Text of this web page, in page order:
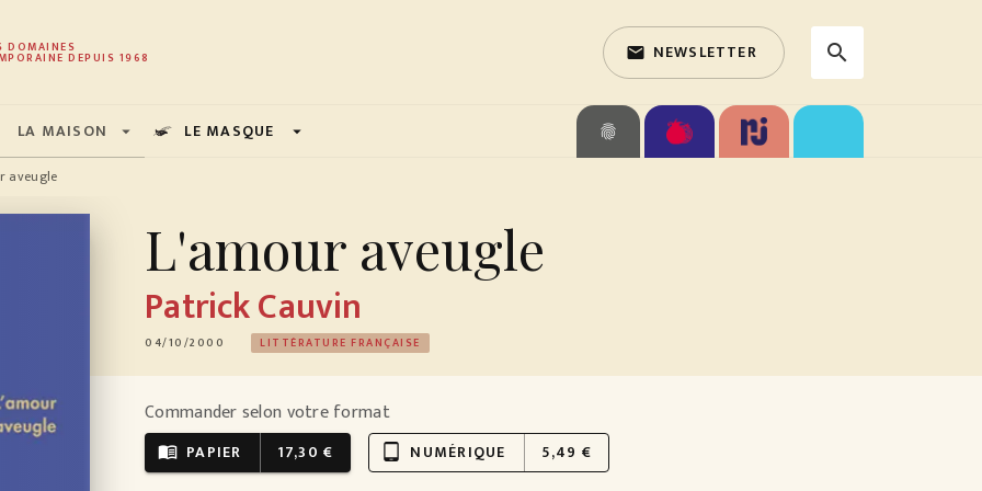
PIED DE PAGE
DOMAINES
DEPUIS 1968 email NEWSLETTER search
LA MAISON arrow_drop_down LE MASQUE arrow_drop_down fingerprint
search
aveugle
L'amour aveugle
Patrick Cauvin
04/10/2000 LITTÉRATURE FRANÇAISE
Commander selon votre format
menu_book PAPIER 17,30 € tablet_android NUMÉRIQUE 5,49 €